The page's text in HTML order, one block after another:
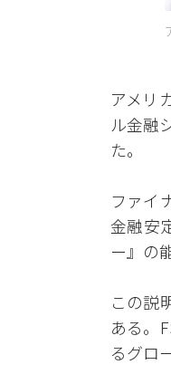
アメリ
ル金融
た。
ファイ
金融安
ー』の
この説
ある。
るグロ